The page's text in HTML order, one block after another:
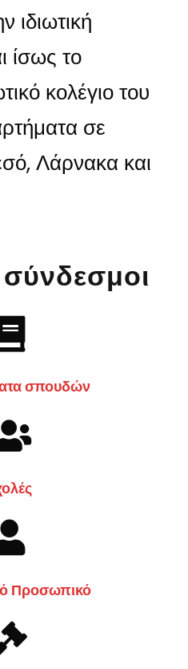
ίσως το
κολέγιο του
σε
Λάρνακα και
σπουδών
Προσωπικό